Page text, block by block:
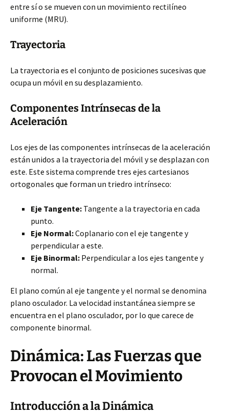
entre sí o se mueven con un movimiento rectilíneo
uniforme (MRU).
Trayectoria
La trayectoria es el conjunto de posiciones sucesivas que
ocupa un móvil en su desplazamiento.
Componentes Intrínsecas de la
Aceleración
Los ejes de las componentes intrínsecas de la aceleración
están unidos a la trayectoria del móvil y se desplazan con
este. Este sistema comprende tres ejes cartesianos
ortogonales que forman un triedro intrínseco:
Eje Tangente: Tangente a la trayectoria en cada
punto.
Eje Normal:Coplanario con el eje tangente y
perpendicular a este.
Eje Binormal: Perpendicular a los ejes tangente y
normal.
El plano común al eje tangente y el normal se denomina
plano osculador. La velocidad instantánea siempre se
encuentra en el plano osculador, por lo que carece de
componente binormal.
Dinámica: Las Fuerzas que
Provocan el Movimiento
Introducción a la Dinámica